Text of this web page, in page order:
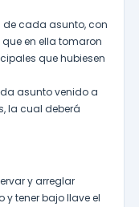
de cada asunto, con
en ella tomaron
que hubiesen
asunto venido a
la cual deberá
y arreglar
tener bajo llave el